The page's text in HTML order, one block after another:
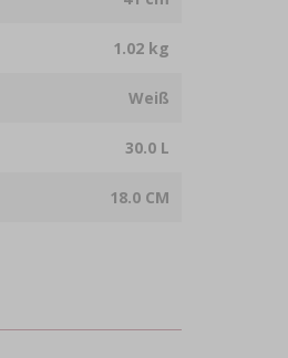
1.02 kg
Weiß
30.0 L
18.0 CM